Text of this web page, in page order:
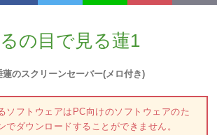
の目で見る蓮1
蓮のスクリーンセーバー(メロ付き)
ソフトウェアはPC向けのソフトウェアのた
でダウンロードすることができません。